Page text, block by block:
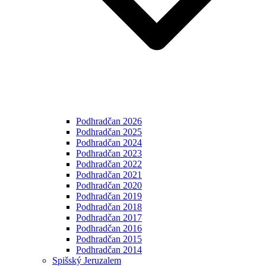
Podhradčan 2026
Podhradčan 2025
Podhradčan 2024
Podhradčan 2023
Podhradčan 2022
Podhradčan 2021
Podhradčan 2020
Podhradčan 2019
Podhradčan 2018
Podhradčan 2017
Podhradčan 2016
Podhradčan 2015
Podhradčan 2014
Spišský Jeruzalem